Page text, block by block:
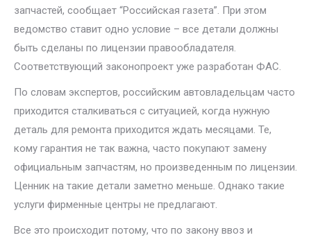
запчастей, сообщает “Российская газета”. При этом
ведомство ставит одно условие – все детали должны
быть сделаны по лицензии правообладателя.
Соответствующий законопроект уже разработан ФАС.
По словам экспертов, российским автовладельцам часто
приходится сталкиваться с ситуацией, когда нужную
деталь для ремонта приходится ждать месяцами. Те,
кому гарантия не так важна, часто покупают замену
официальным запчастям, но произведенным по лицензии.
Ценник на такие детали заметно меньше. Однако такие
услуги фирменные центры не предлагают.
Все это происходит потому, что по закону ввоз и